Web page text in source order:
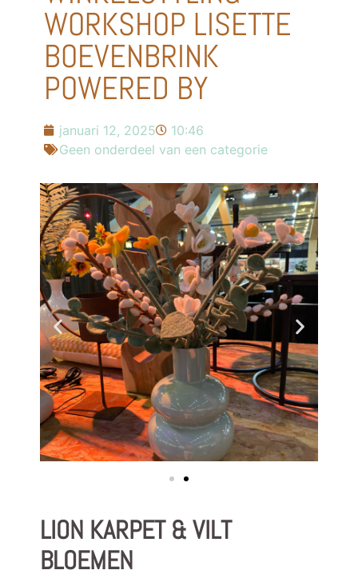
WORKSHOP LISETTE
BOEVENBRINK
POWERED BY
januari 12, 2025
10:46
Geen onderdeel van een categorie
LION KARPET & VILT
BLOEMEN